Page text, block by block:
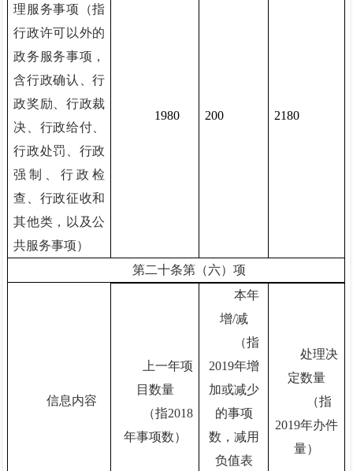
理服务事项（指
行政许可以外的
政务服务事项，
含行政确认、行
政奖励、行政裁
决、行政给付、
行政处罚、行政
强制、行政检
查、行政征收和
其他类，以及公
共服务事项）
1980 200 2180
第二十条第（六）项
信息内容
上一年项
目数量
（指2018
年事项数）
本年
增/减
（指
2019年增
加或减少
的事项
数，减用
负值表
处理决
定数量
（指
2019年办件
量）